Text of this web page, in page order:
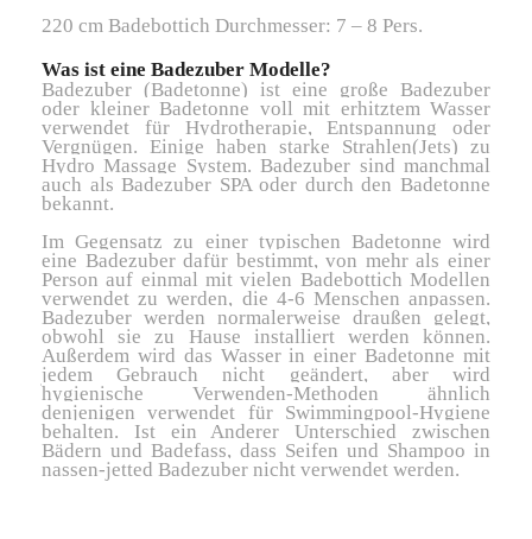
220 cm Badebottich Durchmesser: 7 – 8 Pers.
Was ist eine Badezuber Modelle?
Badezuber (Badetonne) ist eine große Badezuber
oder kleiner Badetonne voll mit erhitztem Wasser
verwendet für Hydrotherapie, Entspannung oder
Vergnügen. Einige haben starke Strahlen(Jets) zu
Hydro Massage System. Badezuber sind manchmal
auch als Badezuber SPA oder durch den Badetonne
bekannt.
Im Gegensatz zu einer typischen Badetonne wird
eine Badezuber dafür bestimmt, von mehr als einer
Person auf einmal mit vielen Badebottich Modellen
verwendet zu werden, die 4-6 Menschen anpassen.
Badezuber werden normalerweise draußen gelegt,
obwohl sie zu Hause installiert werden können.
Außerdem wird das Wasser in einer Badetonne mit
jedem Gebrauch nicht geändert, aber wird
hygienische Verwenden-Methoden ähnlich
denjenigen verwendet für Swimmingpool-Hygiene
behalten. Ist ein Anderer Unterschied zwischen
Bädern und Badefass, dass Seifen und Shampoo in
nassen-jetted Badezuber nicht verwendet werden.